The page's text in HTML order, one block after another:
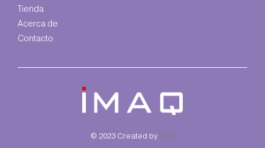
Tienda
Acerca de
Contacto
© 2023 Created by UDS